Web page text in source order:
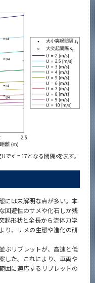
でs+= 17となる間隔sを表す。
には未解明な点が多い。本
回遊性のサメや化石しか残
起形状と全長から流体力学
り、サメの生態や進化の研
ぶリブレットが、高速と低
した。これにより、車両や
囲に適応するリブレットの